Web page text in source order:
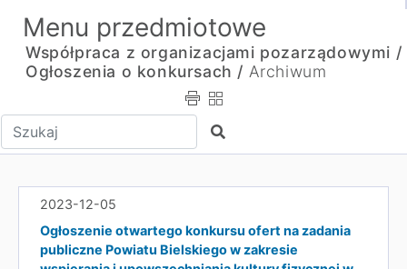
Menu przedmiotowe
Współpraca z organizacjami pozarządowymi /
Ogłoszenia o konkursach / Archiwum
Wpisz tekst do wyszukania Szukaj
2023-12-05
Ogłoszenie otwartego konkursu ofert na zadania
publiczne Powiatu Bielskiego w zakresie